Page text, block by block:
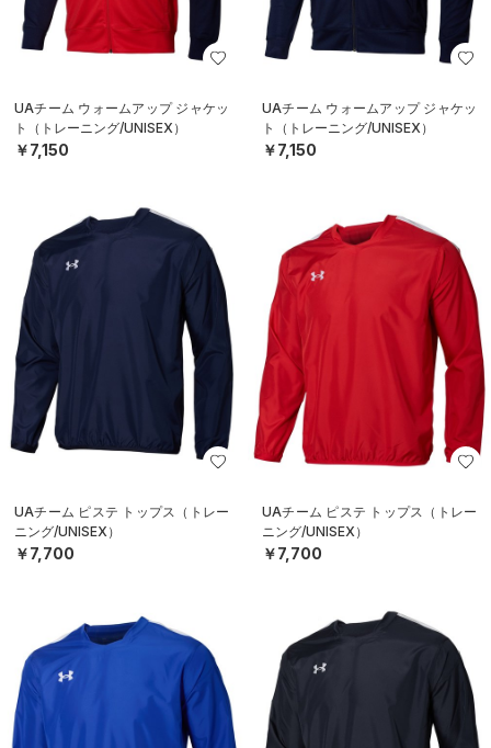
UAチーム ウォームアップ ジャケッ
ト（トレーニング/UNISEX）
￥7,150
UAチーム ウォームアップ ジャケッ
ト（トレーニング/UNISEX）
￥7,150
UAチーム ピステ トップス（トレー
ニング/UNISEX）
￥7,700
UAチーム ピステ トップス（トレー
ニング/UNISEX）
￥7,700